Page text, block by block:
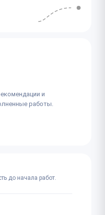
и
работы.
до начала работ.